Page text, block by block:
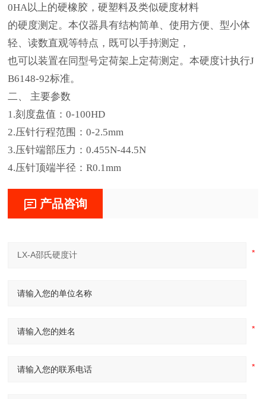
0HA以上的硬橡胶，硬塑料及类似硬度材料
的硬度测定。本仪器具有结构简单、使用方便、型小体
轻、读数直观等特点，既可以手持测定，
也可以装置在同型号定荷架上定荷测定。本硬度计执行J
B6148-92标准。
二、 主要参数
1.刻度盘值：0-100HD
2.压针行程范围：0-2.5mm
3.压针端部压力：0.455N-44.5N
4.压针顶端半径：R0.1mm
产品咨询